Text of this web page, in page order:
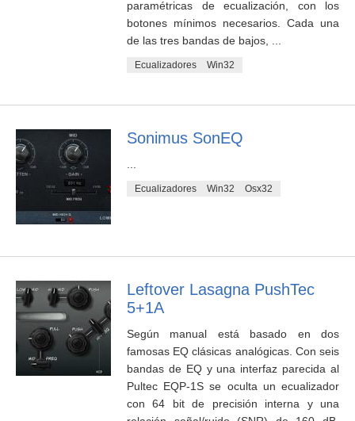
paramétricas de ecualización, con los
botones mínimos necesarios. Cada una
de las tres bandas de bajos, ...
Ecualizadores Win32
Sonimus SonEQ
Ecualizadores Win32 Osx32
Leftover Lasagna PushTec
5+1A
Según manual está basado en dos
famosas EQ clásicas analógicas. Con seis
bandas de EQ y una interfaz parecida al
Pultec EQP-1S se oculta un ecualizador
con 64 bit de precisión interna y una